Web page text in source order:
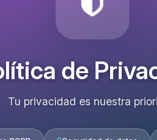
de
Tu privacidad es nuestra